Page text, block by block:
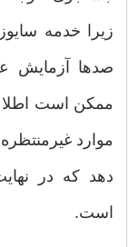
زیرا خدمه
صدها آزمایش
ممکن است
موارد
است.